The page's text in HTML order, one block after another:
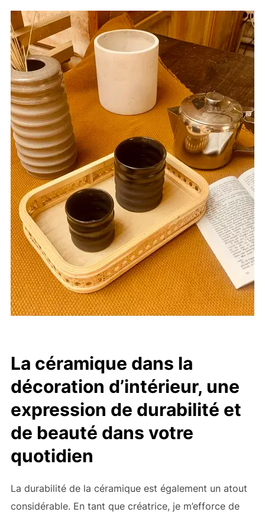
La céramique dans la
décoration d’intérieur, une
expression de durabilité et
de beauté dans votre
quotidien
La durabilité de la céramique est également un atout
considérable. En tant que créatrice, je m’efforce de